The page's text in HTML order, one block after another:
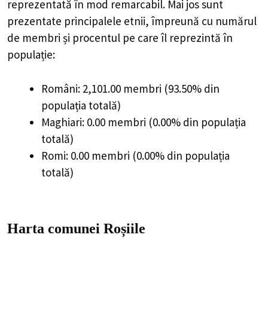
reprezentată în mod remarcabil. Mai jos sunt
prezentate principalele etnii, împreună cu numărul
de membri și procentul pe care îl reprezintă în
populație:
Români: 2,101.00 membri (93.50% din
populația totală)
Maghiari: 0.00 membri (0.00% din populația
totală)
Romi: 0.00 membri (0.00% din populația
totală)
Harta comunei Roșiile